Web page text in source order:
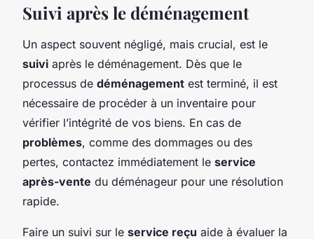
Suivi après le déménagement
Un aspect souvent négligé, mais crucial, est le
suivi après le déménagement. Dès que le
processus de déménagement est terminé, il est
nécessaire de procéder à un inventaire pour
vérifier l’intégrité de vos biens. En cas de
problèmes, comme des dommages ou des
pertes, contactez immédiatement le service
après-vente du déménageur pour une résolution
rapide.
Faire un suivi sur le service reçu aide à évaluer la